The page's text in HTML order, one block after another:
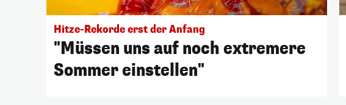
Hitze-Rekorde erst der Anfang
"Müssen uns auf noch extremere
Sommer einstellen"